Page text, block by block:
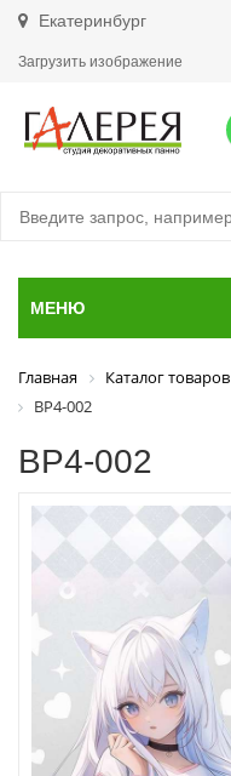
Екатеринбург
Загрузить изображение
МЕНЮ
Главная Каталог товаров
ВР4-002
ВР4-002